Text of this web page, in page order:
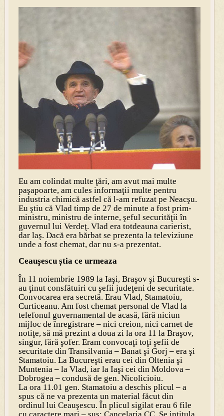
Eu am colindat multe ţări, am avut mai multe
paşapoarte, am cules informaţii multe pentru
industria chimică astfel că l-am refuzat pe Neacşu.
Eu ştiu că Vlad timp de 27 de minute a fost prim-
ministru, ministru de interne, şeful securităţii în
guvernul lui Verdeţ. Vlad era totdeauna carierist,
dar laş. Dacă era bărbat se prezenta la televiziune
unde a fost chemat, dar nu s-a prezentat.
Ceauşescu știa ce urmeaza
În 11 noiembrie 1989 la Iaşi, Braşov şi Bucureşti s-
au ţinut consfătuiri cu şefii judeţeni de securitate.
Convocarea era secretă. Erau Vlad, Stamatoiu,
Curticeanu. Am fost chemat personal de Vlad la
telefonul guvernamental de acasă, fără niciun
mijloc de înregistrare – nici creion, nici carnet de
notiţe, să mă prezint a doua zi la ora 11 la Braşov,
singur, fără şofer. Eram convocaţi toţi şefii de
securitate din Transilvania – Banat şi Gorj – era şi
Stamatoiu. La Bucureşti erau cei din Oltenia şi
Muntenia – la Vlad, iar la Iaşi cei din Moldova –
Dobrogea – condusă de gen. Nicolicioiu.
La ora 11.01 gen. Stamatoiu a deschis plicul – a
spus că ne va prezenta un material făcut din
ordinul lui Ceauşescu. În plicul sigilat erau 6 file